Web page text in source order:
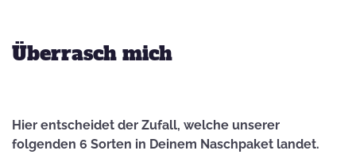
Überrasch mich
Hier entscheidet der Zufall, welche unserer
folgenden 6 Sorten in Deinem Naschpaket landet.